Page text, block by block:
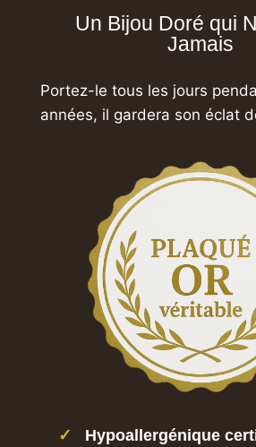
Un Bijou Doré qui
Jamais
Portez-le tous les jours
années, il gardera son éclat
✓ Hypoallergénique